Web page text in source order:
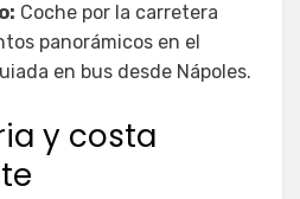
Coche por la carretera
panorámicos en el
en bus desde Nápoles.
y costa